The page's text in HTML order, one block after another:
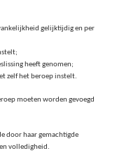
gelijktijdig en per
heeft genomen;
zelf het beroep instelt.
moeten worden gevoegd
door haar gemachtigde
volledigheid.